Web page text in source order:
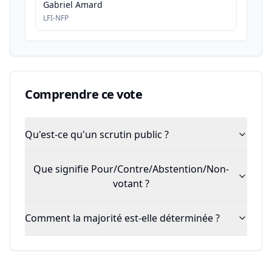
Gabriel Amard
LFI-NFP
Comprendre ce vote
Qu'est-ce qu'un scrutin public ?
Que signifie Pour/Contre/Abstention/Non-
votant ?
Comment la majorité est-elle déterminée ?